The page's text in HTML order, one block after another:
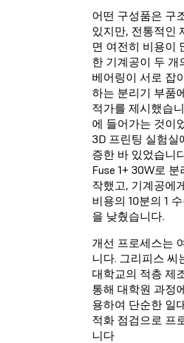
어떤 구성품은 구
있지만, 전통적인
면 여전히 비용이
한 기계공이 두 개
베어링이 서로 잡
하는 분리기 부품
적가를 제시했습
에 들어가는 것이
3D 프린팅 실험실
증한 바 있었습니
Fuse 1+ 30W로
작했고, 기계공에
비용의 10분의 1
을 낮췄습니다.
개선 프로세스는
니다. 그리피스 씨
대학교의 적층 제
통해 대학원 과정
용하여 단순한 일
적화 점검으로 프
니다